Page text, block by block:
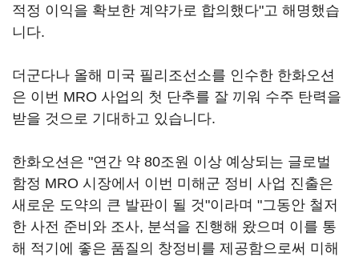
적정 이익을 확보한 계약가로 합의했다"고 해명했습
니다.
더군다나 올해 미국 필리조선소를 인수한 한화오션
은 이번 MRO 사업의 첫 단추를 잘 끼워 수주 탄력을
받을 것으로 기대하고 있습니다.
한화오션은 "연간 약 80조원 이상 예상되는 글로벌
함정 MRO 시장에서 이번 미해군 정비 사업 진출은
새로운 도약의 큰 발판이 될 것"이라며 "그동안 철저
한 사전 준비와 조사, 분석을 진행해 왔으며 이를 통
해 적기에 좋은 품질의 창정비를 제공함으로써 미해